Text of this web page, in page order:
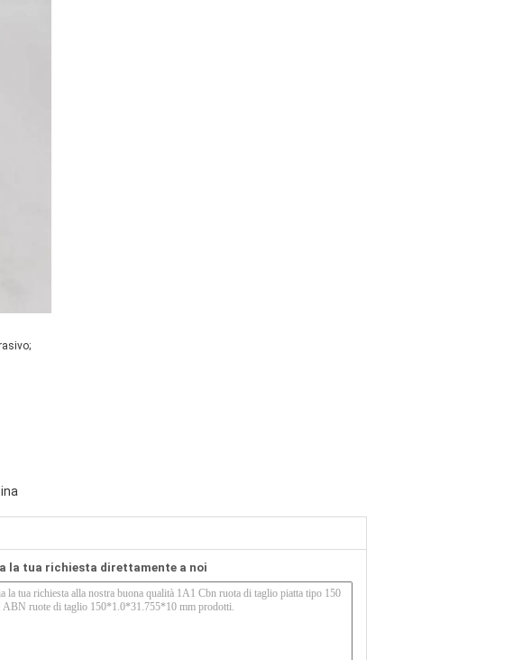
la tua richiesta direttamente a noi